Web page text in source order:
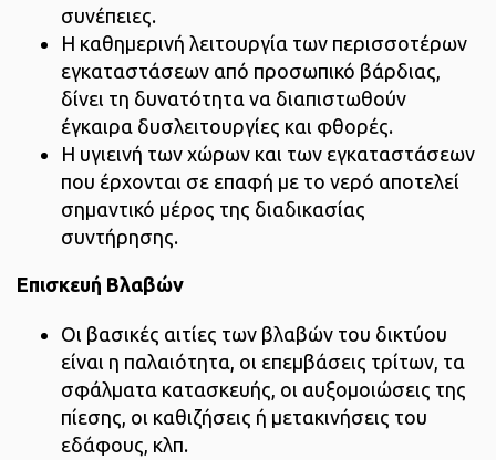
συνέπειες.
Η καθημερινή λειτουργία των περισσοτέρων
εγκαταστάσεων από προσωπικό βάρδιας,
δίνει τη δυνατότητα να διαπιστωθούν
έγκαιρα δυσλειτουργίες και φθορές.
Η υγιεινή των χώρων και των εγκαταστάσεων
που έρχονται σε επαφή με το νερό αποτελεί
σημαντικό μέρος της διαδικασίας
συντήρησης.
Επισκευή Βλαβών
Οι βασικές αιτίες των βλαβών του δικτύου
είναι η παλαιότητα, οι επεμβάσεις τρίτων, τα
σφάλματα κατασκευής, οι αυξομοιώσεις της
πίεσης, οι καθιζήσεις ή μετακινήσεις του
εδάφους, κλπ.